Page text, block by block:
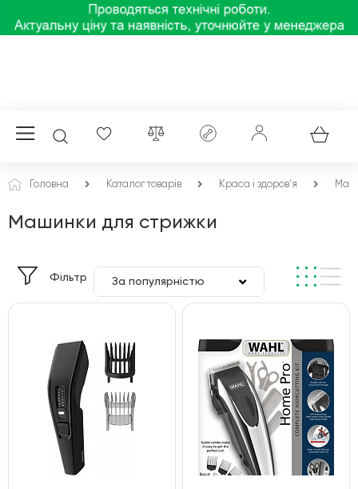
Головна Каталог товарів Краса і здоров'я
Машинки для стрижки
Фільтр
За алфавітом
За популярністю